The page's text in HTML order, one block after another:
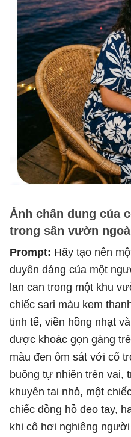
Ảnh chân dung của
trong sân vườn
Prompt: Hãy tạo nên
duyên dáng của một
lan can trong một khu
chiếc sari màu kem
tinh tế, viền hồng nhạt
được khoác gọn gàng
màu đen ôm sát với cổ
buông tự nhiên trên vai,
khuyên tai nhỏ, một
chiếc đồng hồ đeo tay,
khi cô hơi nghiêng